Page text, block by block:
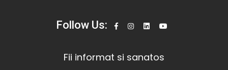
Follow Us:
Fii informat si sanatos